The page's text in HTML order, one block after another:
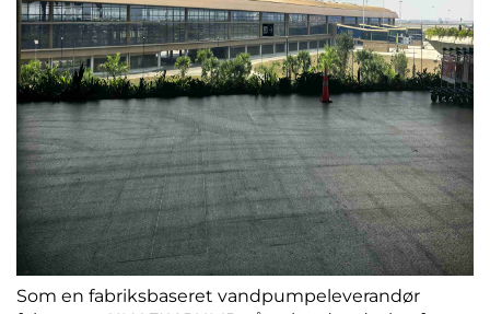
Som en fabriksbaseret vandpumpeleverandør